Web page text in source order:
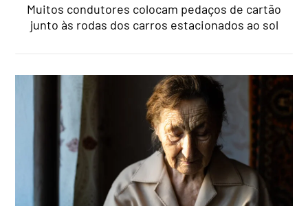
Muitos condutores colocam pedaços de cartão
junto às rodas dos carros estacionados ao sol